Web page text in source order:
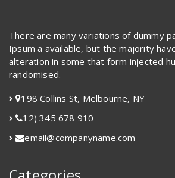
There are many variations of dummy
Ipsum a available, but the majority
alteration in some that form injected
randomised.
198 Collins St, Melbourne, NY
12) 345 678 910
email@companyname.com